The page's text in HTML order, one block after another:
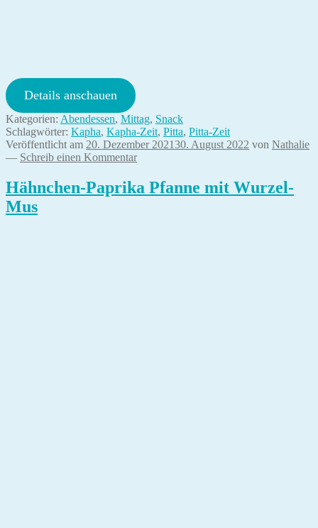
Details anschauen
Kategorien: Abendessen, Mittag, Snack
Schlagwörter: Kapha, Kapha-Zeit, Pitta, Pitta-Zeit
Veröffentlicht am 20. Dezember 202130. August 2022 von Nathalie
— Schreib einen Kommentar
Hähnchen-Paprika Pfanne mit Wurzel-
Mus